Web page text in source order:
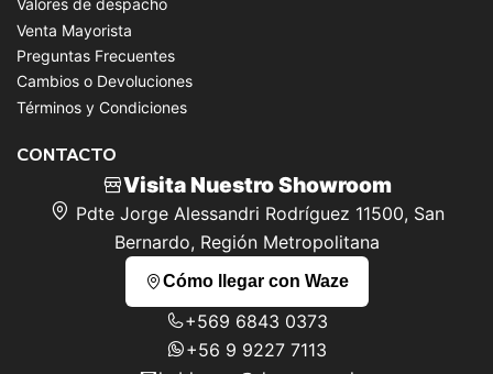
Valores de despacho
Venta Mayorista
Preguntas Frecuentes
Cambios o Devoluciones
Términos y Condiciones
CONTACTO
Visita Nuestro Showroom
Pdte Jorge Alessandri Rodríguez 11500, San
Bernardo, Región Metropolitana
Cómo llegar con Waze
+569 6843 0373
+56 9 9227 7113